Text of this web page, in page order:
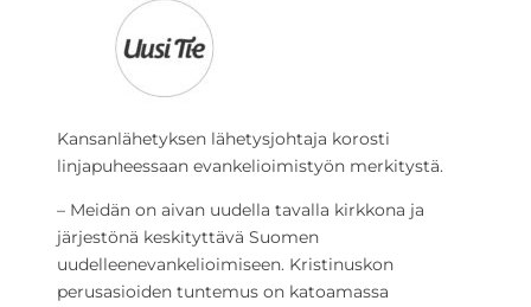
Kansanlähetyksen lähetysjohtaja korosti
linjapuheessaan evankelioimistyön merkitystä.
– Meidän on aivan uudella tavalla kirkkona ja
järjestönä keskityttävä Suomen
uudelleenevankelioimiseen. Kristinuskon
perusasioiden tuntemus on katoamassa